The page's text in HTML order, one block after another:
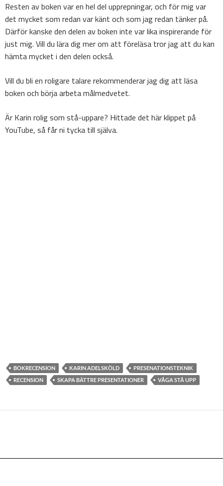
Resten av boken var en hel del upprepningar, och för mig var
det mycket som redan var känt och som jag redan tänker på.
Därför kanske den delen av boken inte var lika inspirerande för
just mig. Vill du lära dig mer om att föreläsa tror jag att du kan
hämta mycket i den delen också.
Vill du bli en roligare talare rekommenderar jag dig att läsa
boken och börja arbeta målmedvetet.
Är Karin rolig som stå-uppare? Hittade det här klippet på
YouTube, så får ni tycka till själva.
BOKRECENSION KARIN ADELSKÖLD
PRESENATIONSTEKNIK
RECENSION
SKAPA BÄTTRE PRESENTATIONER VÅGA STÅ UPP